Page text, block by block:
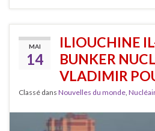
MAI
14
ILIOUCHINE
BUNKER
VLADIMIR
Classé dans Nouvelles du monde